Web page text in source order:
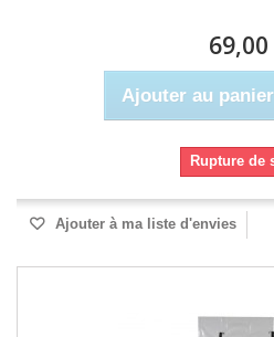
69,00
Ajouter au panier
Rupture de
Ajouter à ma liste d'envies